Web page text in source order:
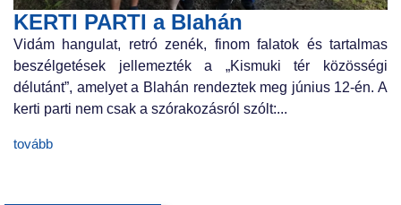
KERTI PARTI a Blahán
Vidám hangulat, retró zenék, finom falatok és tartalmas
beszélgetések jellemezték a „Kismuki tér közösségi
délutánt”, amelyet a Blahán rendeztek meg június 12-én. A
kerti parti nem csak a szórakozásról szólt:...
tovább